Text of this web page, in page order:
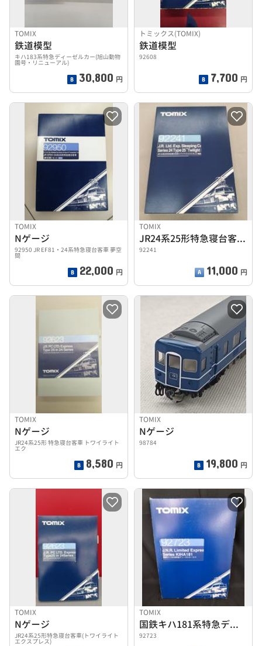
TOMIX
鉄道模型
キハ183系特急ディーゼルカー(旭山動物
園号・リニューアル)
30,800 円
トミックス(TOMIX)
鉄道模型
92608
7,700 円
TOMIX
Nゲージ
92950 JR EF81・24系特急寝台客車 夢空
間
22,000 円
TOMIX
JR24系25形特急寝台客車 増結セット
92241
11,000 円
TOMIX
Nゲージ
JR24系25形 特急寝台客車 トワイライト
エク
8,580 円
TOMIX
Nゲージ
98784
19,800 円
TOMIX
Nゲージ
JR24系25形特急寝台客車(トワイライト
エクスプレス)
TOMIX
国鉄キハ181系特急ディーゼルカーセット
92723